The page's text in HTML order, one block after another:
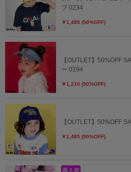
プ 0234
￥1,485 (50%OFF)
【OUTLET】50%OFF
ー 0194
￥1,210 (50%OFF)
【OUTLET】50%OFF
￥1,485 (50%OFF)